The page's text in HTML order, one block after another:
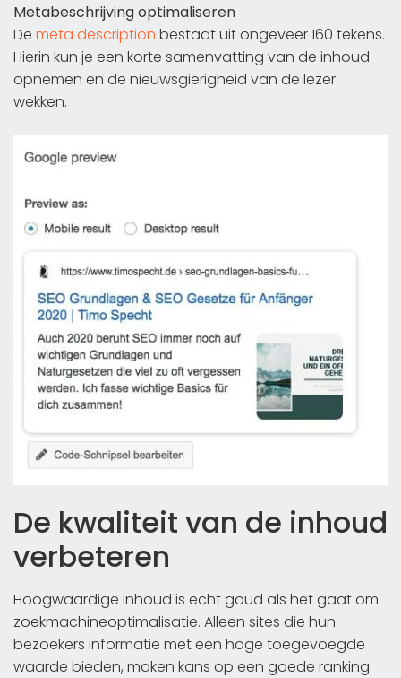
Metabeschrijving optimaliseren
De meta description bestaat uit ongeveer 160 tekens.
Hierin kun je een korte samenvatting van de inhoud
opnemen en de nieuwsgierigheid van de lezer
wekken.
De kwaliteit van de inhoud
verbeteren
Hoogwaardige inhoud is echt goud als het gaat om
zoekmachineoptimalisatie. Alleen sites die hun
bezoekers informatie met een hoge toegevoegde
waarde bieden, maken kans op een goede ranking.